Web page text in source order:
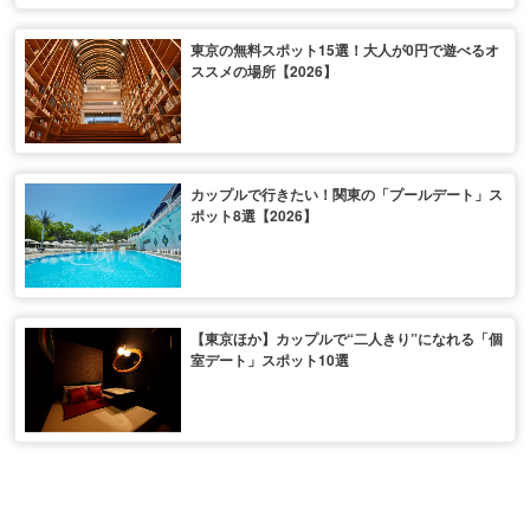
東京の無料スポット15選！大人が0円で遊べるオ
ススメの場所【2026】
カップルで行きたい！関東の「プールデート」ス
ポット8選【2026】
【東京ほか】カップルで“二人きり”になれる「個
室デート」スポット10選